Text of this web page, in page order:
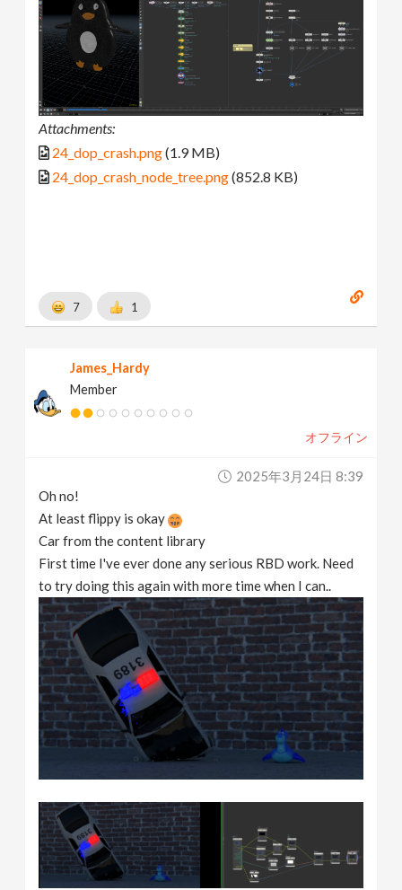
Attachments:
24_dop_crash.png(1.9 MB)
24_dop_crash_node_tree.png(852.8 KB)
7 1
James_Hardy
Member
オフライン
2025年3月24日 8:39
Oh no!
At least flippy is okay
Car from the content library
First time I've ever done any serious RBD work. Need
to try doing this again with more time when I can..